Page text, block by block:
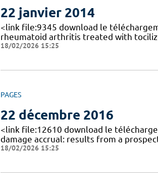
22 janvier 2014
<link file:9345 download le
rheumatoid arthritis treated with
18/02/2026 15:25
PAGES
22 décembre 2016
<link file:12610 download le
damage accrual: results from a
18/02/2026 15:25